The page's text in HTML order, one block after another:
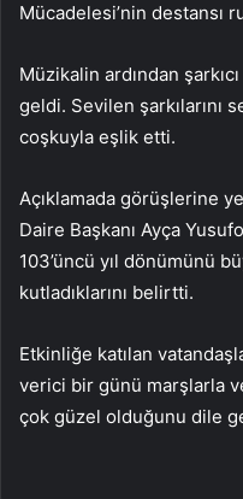
Mücadelesi’nin destansı
Müzikalin ardından
geldi. Sevilen şarkılarını
coşkuyla eşlik etti.
Açıklamada görüşlerine
Daire Başkanı Ayça
103’üncü yıl dönümünü
kutladıklarını belirtti.
Etkinliğe katılan
verici bir günü marşlarla
çok güzel olduğunu dile